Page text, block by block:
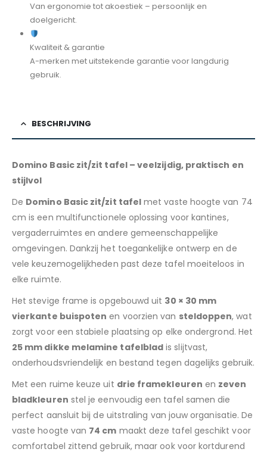
Van ergonomie tot akoestiek – persoonlijk en
doelgericht.
Kwaliteit & garantie
A-merken met uitstekende garantie voor langdurig
gebruik.
BESCHRIJVING
Domino Basic zit/zit tafel – veelzijdig, praktisch en
stijlvol
De Domino Basic zit/zit tafel met vaste hoogte van 74
cm is een multifunctionele oplossing voor kantines,
vergaderruimtes en andere gemeenschappelijke
omgevingen. Dankzij het toegankelijke ontwerp en de
vele keuzemogelijkheden past deze tafel moeiteloos in
elke ruimte.
Het stevige frame is opgebouwd uit 30 × 30 mm
vierkante buispoten en voorzien van steldoppen, wat
zorgt voor een stabiele plaatsing op elke ondergrond. Het
25 mm dikke melamine tafelblad is slijtvast,
onderhoudsvriendelijk en bestand tegen dagelijks gebruik.
Met een ruime keuze uit drie framekleuren en zeven
bladkleuren stel je eenvoudig een tafel samen die
perfect aansluit bij de uitstraling van jouw organisatie. De
vaste hoogte van 74 cm maakt deze tafel geschikt voor
comfortabel zittend gebruik, maar ook voor kortdurend